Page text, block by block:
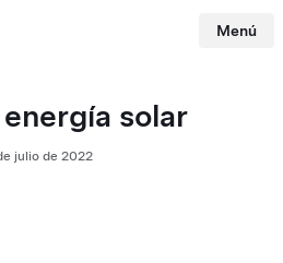
Menú
solar
julio de 2022